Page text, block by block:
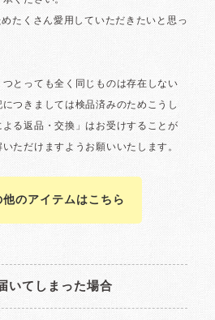
のアイテムはこちら
いてしまった場合